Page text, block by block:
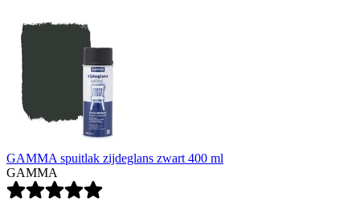
GAMMA spuitlak zijdeglans zwart 400 ml
GAMMA